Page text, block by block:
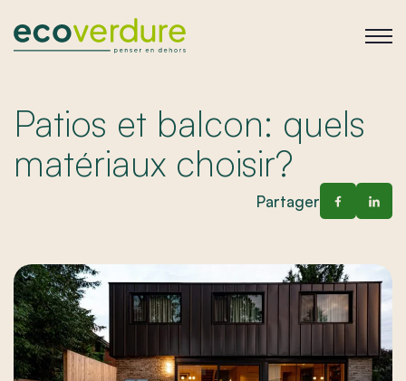
Patios et balcon: quels
matériaux choisir?
Partager